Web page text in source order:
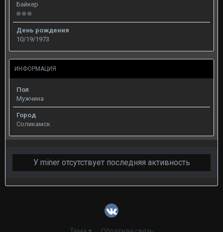
Байкер
День рождения
10/19/1973
ИНФОРМАЦИЯ
Пол
Мужчина
Город
Соликамск
У miner отсутствует последняя активность